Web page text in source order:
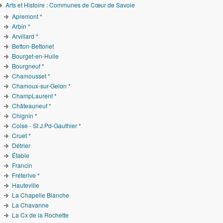
Arts et Histoire : Communes de Cœur de Savoie
Apremont *
Arbin *
Arvillard *
Betton-Bettonet
Bourget-en-Huile
Bourgneuf *
Chamousset *
Chamoux-sur-Gelon *
ChampLaurent *
Châteauneuf *
Chignin *
Coise - St J.Pd-Gauthier *
Cruet *
Détrier
Étable
Francin
Fréterive *
Hauteville
La Chapelle Blanche
La Chavanne
La Cx de la Rochette